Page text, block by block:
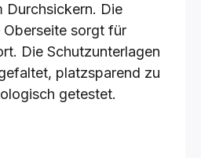
Durchsickern. Die
sorgt für
Die Schutzunterlagen
platzsparend zu
getestet.